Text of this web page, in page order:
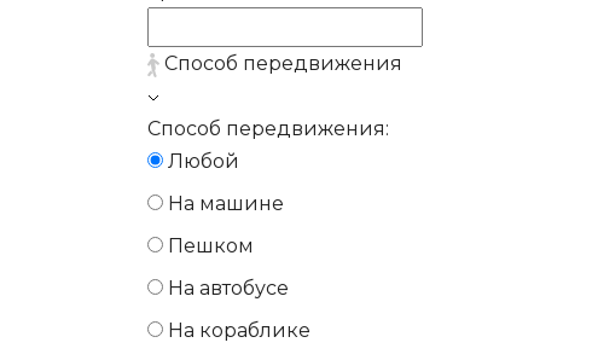
Способ передвижения
Способ передвижения:
Любой
На машине
Пешком
На автобусе
На кораблике